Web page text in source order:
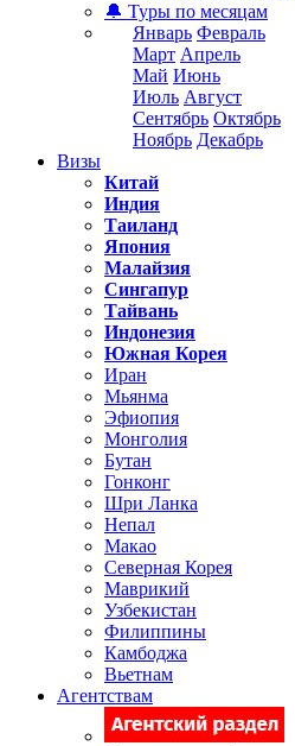
🔔 Туры по месяцам
Январь Февраль
Март Апрель
Май Июнь
Июль Август
Сентябрь Октябрь
Ноябрь Декабрь
Визы
Китай
Индия
Таиланд
Япония
Малайзия
Сингапур
Тайвань
Индонезия
Южная Корея
Иран
Мьянма
Эфиопия
Монголия
Бутан
Гонконг
Шри Ланка
Непал
Макао
Северная Корея
Маврикий
Узбекистан
Филиппины
Камбоджа
Вьетнам
Агентствам